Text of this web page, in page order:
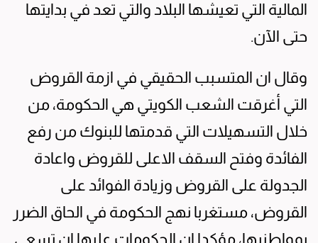
المالية التي تعيشها البلاد والتي تعد في بدايتها
حتى الآن.
وقال ان المتسبب الحقيقي في ازمة القروض
التي أغرقت الشعب الكويتي هي الحكومة، من
خلال التسهيلات التي قدمتها للبنوك من رفع
الفائدة وفتح السقف الاعلى للقروض واعادة
الجدولة على القروض وزيادة الفوائد على
القروض، مستغربا نهج الحكومة في الحاق الضرر
بمواطنيها، مؤكدا ان الحكومات عليها ان تسعى